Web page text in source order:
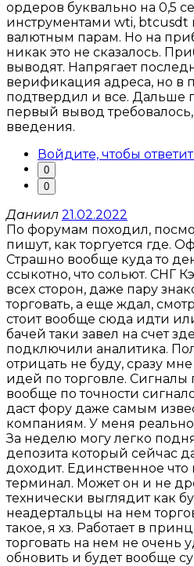
ордеров буквально на 0,5
инструментами wti, btcusdt
валютным парам. Но на
никак это не сказалось.
выводят. Напрягает
верификация адреса, но в
подтвердил и все. Дальше
первый вывод требовалось,
введения.
Войдите, чтобы
0
0
Даниил 21.02.2022
По форумам походил,
пишут, как торгуется где.
Страшно вообще куда то
ссыкотно, что сольют. СНГ
всех сторон, даже пару
торговать, а еще ждал,
стоит вообще сюда идти
бачей таки завел на счет
подключили аналитика.
отрицать не буду, сразу
идей по торговле. Сигналы
вообще по точности
даст фору даже самым
компаниям. У меня реально
За неделю могу легко
депозита который сейчас
доходит. Единственное
терминал. Может он и не
технически выглядит как
неадертальцы на нем
такое, я хз. Работает в
торговать на нем не очень
обновить и будет вообще